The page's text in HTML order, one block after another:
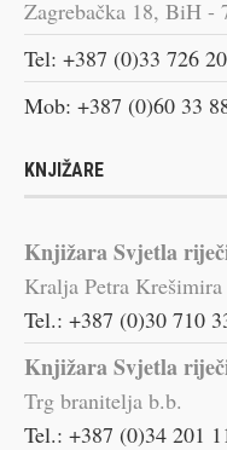
Zagrebačka 18, BiH -
Tel: +387 (0)33 726
Mob: +387 (0)60 33
KNJIŽARE
Knjižara Svjetla
Kralja Petra
Tel.: +387 (0)30 710
Knjižara Svjetla
Trg branitelja b.b.
Tel.: +387 (0)34 201